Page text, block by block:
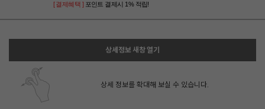
[ 결제혜택 ] 포인트 결제시 1% 적립!
상세정보 새창 열기
상세 정보를 확대해 보실 수 있습니다.